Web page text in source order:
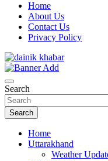
Home
About Us
Contact Us
Privacy Policy
Dainikkhabar.in
Search
Search
Home
Uttarakhand
Weather